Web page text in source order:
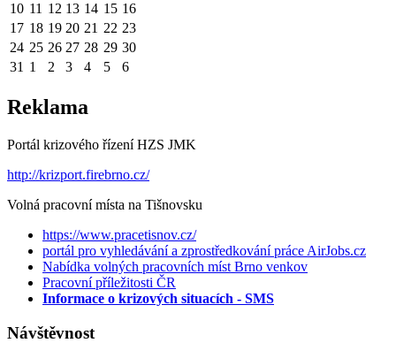
10 11 12 13 14 15 16
17 18 19 20 21 22 23
24 25 26 27 28 29 30
31 1 2 3 4 5 6
Reklama
Portál krizového řízení HZS JMK
http://krizport.firebrno.cz/
Volná pracovní místa na Tišnovsku
https://www.pracetisnov.cz/
portál pro vyhledávání a zprostředkování práce AirJobs.cz
Nabídka volných pracovních míst Brno venkov
Pracovní příležitosti ČR
Informace o krizových situacích - SMS
Návštěvnost